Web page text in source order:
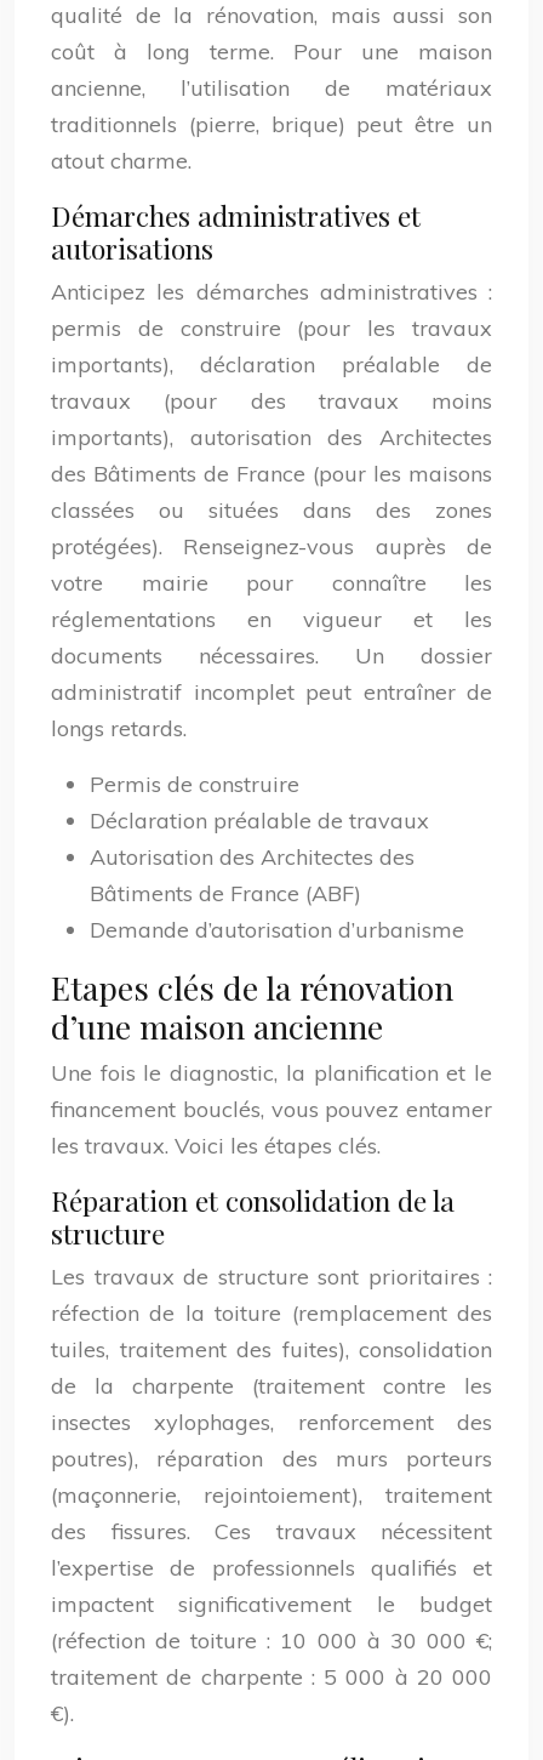
qualité de la rénovation, mais aussi son
coût à long terme. Pour une maison
ancienne, l’utilisation de matériaux
traditionnels (pierre, brique) peut être un
atout charme.
Démarches administratives et
autorisations
Anticipez les démarches administratives :
permis de construire (pour les travaux
importants), déclaration préalable de
travaux (pour des travaux moins
importants), autorisation des Architectes
des Bâtiments de France (pour les maisons
classées ou situées dans des zones
protégées). Renseignez-vous auprès de
votre mairie pour connaître les
réglementations en vigueur et les
documents nécessaires. Un dossier
administratif incomplet peut entraîner de
longs retards.
Permis de construire
Déclaration préalable de travaux
Autorisation des Architectes des
Bâtiments de France (ABF)
Demande d’autorisation d’urbanisme
Etapes clés de la rénovation
d’une maison ancienne
Une fois le diagnostic, la planification et le
financement bouclés, vous pouvez entamer
les travaux. Voici les étapes clés.
Réparation et consolidation de la
structure
Les travaux de structure sont prioritaires :
réfection de la toiture (remplacement des
tuiles, traitement des fuites), consolidation
de la charpente (traitement contre les
insectes xylophages, renforcement des
poutres), réparation des murs porteurs
(maçonnerie, rejointoiement), traitement
des fissures. Ces travaux nécessitent
l’expertise de professionnels qualifiés et
impactent significativement le budget
(réfection de toiture : 10 000 à 30 000 €;
traitement de charpente : 5 000 à 20 000
€).